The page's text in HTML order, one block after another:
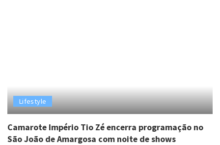
Lifestyle
Camarote Império Tio Zé encerra programação no
São João de Amargosa com noite de shows